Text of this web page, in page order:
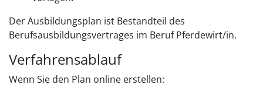
Der Ausbildungsplan ist Bestandteil des
Berufsausbildungsvertrages im Beruf Pferdewirt/in.
Verfahrensablauf
Wenn Sie den Plan online erstellen: